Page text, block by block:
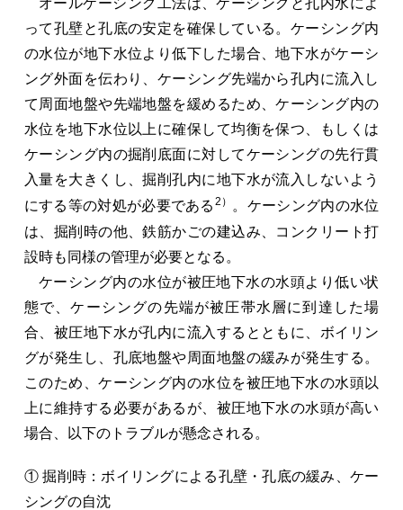
オールケーシング工法は、ケーシングと孔内水によ
って孔壁と孔底の安定を確保している。ケーシング内
の水位が地下水位より低下した場合、地下水がケーシ
ング外面を伝わり、ケーシング先端から孔内に流入し
て周面地盤や先端地盤を緩めるため、ケーシング内の
水位を地下水位以上に確保して均衡を保つ、もしくは
ケーシング内の掘削底面に対してケーシングの先行貫
入量を大きくし、掘削孔内に地下水が流入しないよう
にする等の対処が必要である 2） 。ケーシング内の水位
は、掘削時の他、鉄筋かごの建込み、コンクリート打
設時も同様の管理が必要となる。
ケーシング内の水位が被圧地下水の水頭より低い状
態で、ケーシングの先端が被圧帯水層に到達した場
合、被圧地下水が孔内に流入するとともに、ボイリン
グが発生し、孔底地盤や周面地盤の緩みが発生する。
このため、ケーシング内の水位を被圧地下水の水頭以
上に維持する必要があるが、被圧地下水の水頭が高い
場合、以下のトラブルが懸念される。
① 掘削時：ボイリングによる孔壁・孔底の緩み、ケー
シングの自沈